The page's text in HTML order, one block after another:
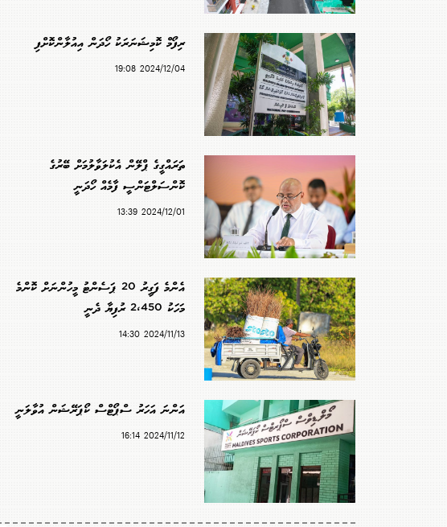
ރިފޯމް ކޮމިޝަނަރަކު ހޯދަން އިއުލާންކޮށްފި
2024/12/04 19:08
ތަރައްގީގެ ޕްލޭން އެކުލަވާލުމަށް ބޭރުގެ
ކޮންސަލްޓަންސީ ފާމެއް ހޯދަނީ
2024/12/01 13:39
އެންމެ ފަގީރު 20 ޕަސެންޓު މީހުންނަށް ކޮންމެ
މަހަކު 2،450 ރުފިޔާ ދެނީ
2024/11/13 14:30
އަންނަ އަހަރު ސްޕޯޓްސް ކޯޕަރޭޝަން އުވާލަނީ
2024/11/12 16:14